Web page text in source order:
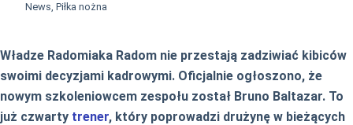
News, Piłka nożna
Władze Radomiaka Radom nie przestają zadziwiać kibiców
swoimi decyzjami kadrowymi. Oficjalnie ogłoszono, że
nowym szkoleniowcem zespołu został Bruno Baltazar. To
już czwarty trener, który poprowadzi drużynę w bieżących